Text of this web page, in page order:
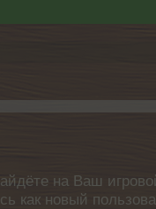
на Ваш
как новый